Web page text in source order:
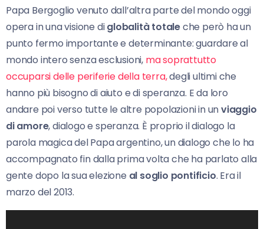
Papa Bergoglio venuto dall’altra parte del mondo oggi
opera in una visione diglobalità totaleche però ha un
punto fermo importante e determinante: guardare al
mondo intero senza esclusioni, ma soprattutto
occuparsi delle periferie della terra,degli ultimi che
hanno più bisogno di aiuto e di speranza. E da loro
andare poi verso tutte le altre popolazioni in unviaggio
di amore, dialogo e speranza. È proprio il dialogo la
parola magica del Papa argentino, un dialogo che lo ha
accompagnato fin dalla prima volta che ha parlato alla
gente dopo la sua elezione al soglio pontificio. Era il
marzo del 2013.